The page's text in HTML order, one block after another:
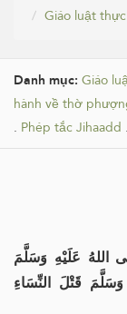
Giáo luật
Danh mục: Giáo
hành về thờ
. Phép tắc Jihaadd .
اللهُ عَلَيْهِ وَسَلَّمَ
قَتْلَ النِّسَاءِ